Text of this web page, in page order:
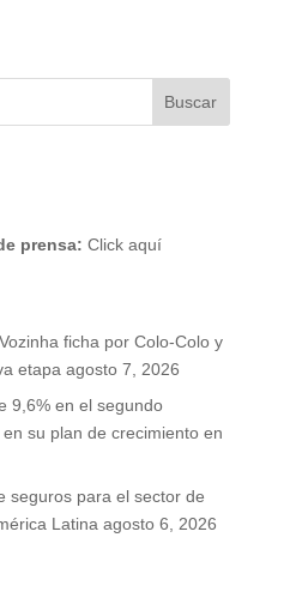
prensa: Click aquí
ficha por Colo-Colo y
etapa agosto 7, 2026
9,6% en el segundo
su plan de crecimiento en
seguros para el sector de
Latina agosto 6, 2026